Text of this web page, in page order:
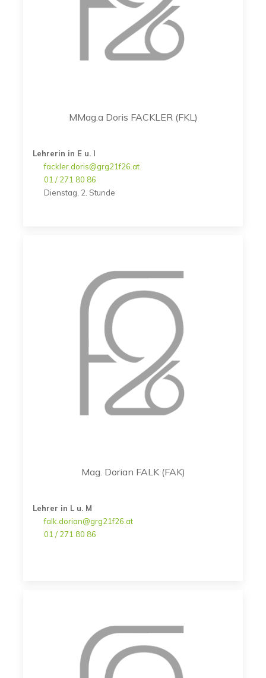
MMag.a Doris FACKLER (FKL)
Lehrerin in E u. I
fackler.doris@grg21f26.at
01 / 271 80 86
Dienstag, 2. Stunde
Mag. Dorian FALK (FAK)
Lehrer in L u. M
falk.dorian@grg21f26.at
01 / 271 80 86